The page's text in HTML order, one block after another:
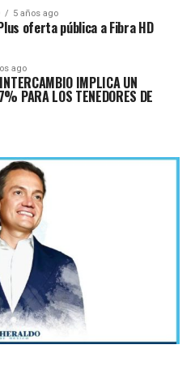
5 años ago
oferta pública a Fibra HD
ago
IMPLICA UN
PARA LOS TENEDORES DE